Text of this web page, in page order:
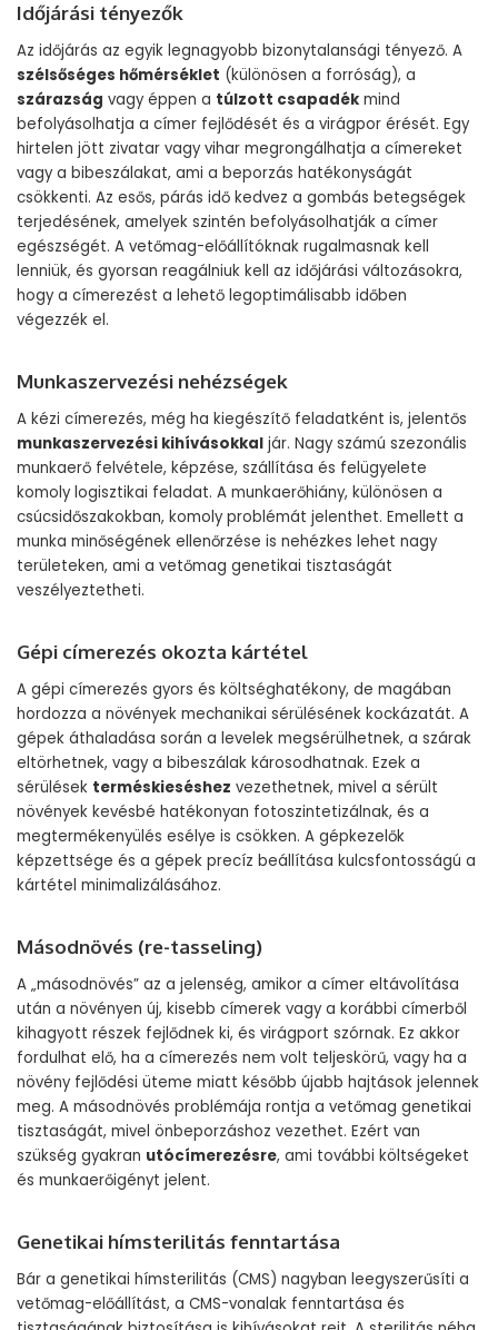
Időjárási tényezők
Az időjárás az egyik legnagyobb bizonytalansági tényező. A
szélsőséges hőmérséklet (különösen a forróság), a
szárazság vagy éppen a túlzott csapadék mind
befolyásolhatja a címer fejlődését és a virágpor érését. Egy
hirtelen jött zivatar vagy vihar megrongálhatja a címereket
vagy a bibeszálakat, ami a beporzás hatékonyságát
csökkenti. Az esős, párás idő kedvez a gombás betegségek
terjedésének, amelyek szintén befolyásolhatják a címer
egészségét. A vetőmag-előállítóknak rugalmasnak kell
lenniük, és gyorsan reagálniuk kell az időjárási változásokra,
hogy a címerezést a lehető legoptimálisabb időben
végezzék el.
Munkaszervezési nehézségek
A kézi címerezés, még ha kiegészítő feladatként is, jelentős
munkaszervezési kihívásokkal jár. Nagy számú szezonális
munkaerő felvétele, képzése, szállítása és felügyelete
komoly logisztikai feladat. A munkaerőhiány, különösen a
csúcsidőszakokban, komoly problémát jelenthet. Emellett a
munka minőségének ellenőrzése is nehézkes lehet nagy
területeken, ami a vetőmag genetikai tisztaságát
veszélyeztetheti.
Gépi címerezés okozta kártétel
A gépi címerezés gyors és költséghatékony, de magában
hordozza a növények mechanikai sérülésének kockázatát. A
gépek áthaladása során a levelek megsérülhetnek, a szárak
eltörhetnek, vagy a bibeszálak károsodhatnak. Ezek a
sérülések terméskieséshez vezethetnek, mivel a sérült
növények kevésbé hatékonyan fotoszintetizálnak, és a
megtermékenyülés esélye is csökken. A gépkezelők
képzettsége és a gépek precíz beállítása kulcsfontosságú a
kártétel minimalizálásához.
Másodnövés (re-tasseling)
A „másodnövés” az a jelenség, amikor a címer eltávolítása
után a növényen új, kisebb címerek vagy a korábbi címerből
kihagyott részek fejlődnek ki, és virágport szórnak. Ez akkor
fordulhat elő, ha a címerezés nem volt teljeskörű, vagy ha a
növény fejlődési üteme miatt később újabb hajtások jelennek
meg. A másodnövés problémája rontja a vetőmag genetikai
tisztaságát, mivel önbeporzáshoz vezethet. Ezért van
szükség gyakran utócímerezésre, ami további költségeket
és munkaerőigényt jelent.
Genetikai hímsterilitás fenntartása
Bár a genetikai hímsterilitás (CMS) nagyban leegyszerűsíti a
vetőmag-előállítást, a CMS-vonalak fenntartása és